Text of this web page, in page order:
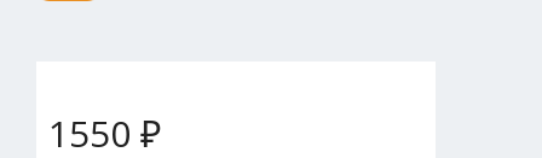
1550 ₽